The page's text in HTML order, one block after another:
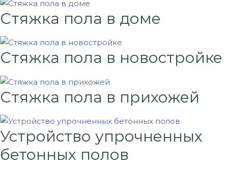
Стяжка пола в доме
Стяжка пола в новостройке
Стяжка пола в прихожей
Устройство упрочненных
бетонных полов